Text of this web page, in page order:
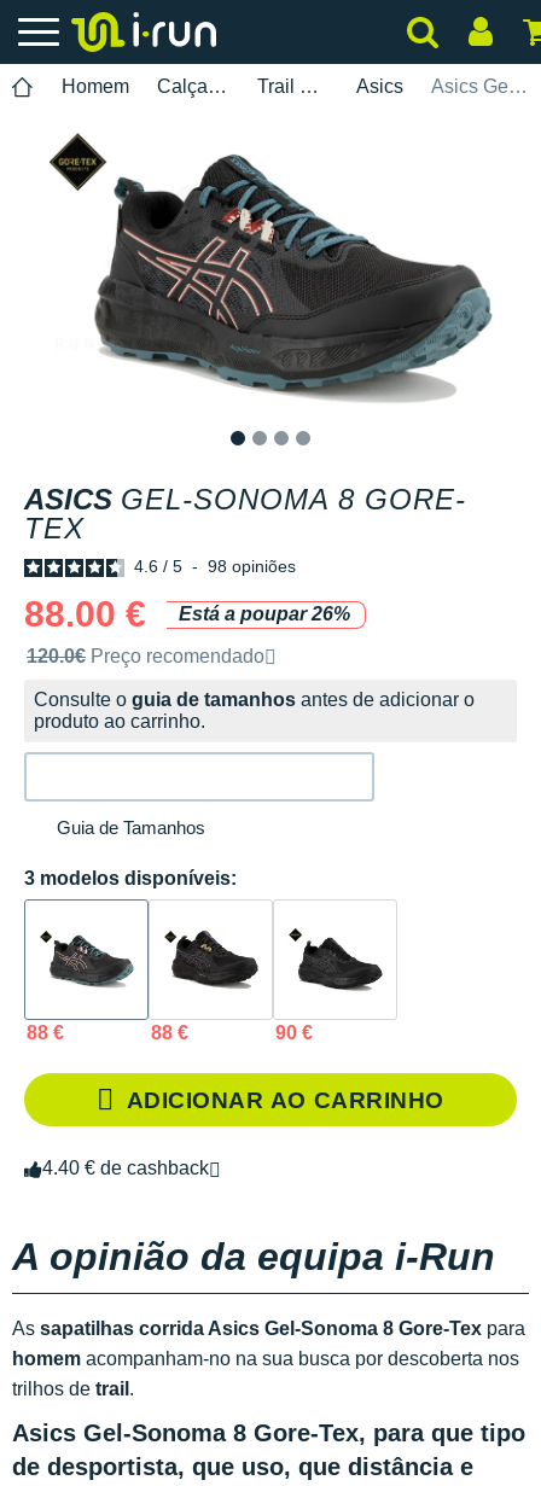
Homem Calçados Trail Running Asics Asics Gel-Sonoma 8 Gore-Tex
ASICS GEL-SONOMA 8 GORE-
TEX
4.6 / 5 - 98 opiniões
88.00 €
Está a poupar 26%
Preço de venda recomendado pela marca
120.0€ Preço recomendado
Consulte o guia de tamanhos antes de adicionar o
produto ao carrinho.
Guia de Tamanhos
3 modelos disponíveis:
88 € 88 € 90 €
ADICIONAR AO CARRINHO
4.40 € de cashback
A opinião da equipa i-Run
As sapatilhas corrida Asics Gel-Sonoma 8 Gore-Tex para
homem acompanham-no na sua busca por descoberta nos
trilhos de trail .
Asics Gel-Sonoma 8 Gore-Tex, para que tipo
de desportista, que uso, que distância e